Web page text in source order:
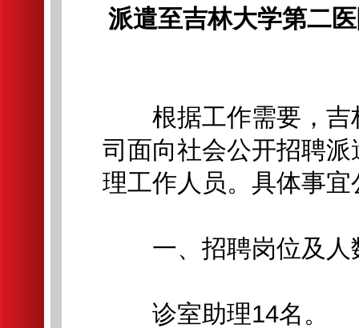
派遣至吉林大学第二
根据工作需要，吉
司面向社会公开招聘
理工作人员。具体事宜
一、招聘岗位及人
诊室助理14名。